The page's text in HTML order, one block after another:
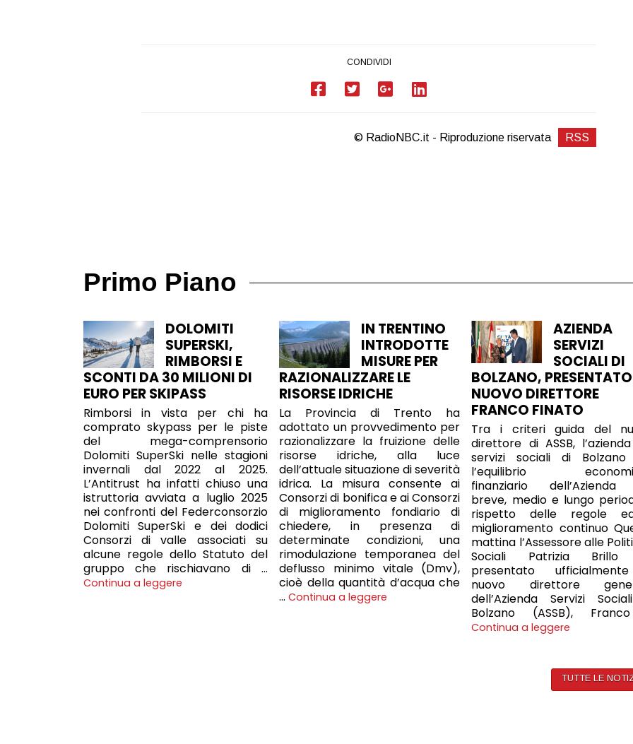
CONDIVIDI
© RadioNBC.it - Riproduzione riservata RSS
Primo Piano
DOLOMITI
SUPERSKI,
RIMBORSI E
SCONTI DA 30 MILIONI DI
EURO PER SKIPASS
Rimborsi in vista per chi ha
comprato skypass per le piste
del mega-comprensorio
Dolomiti SuperSki nelle stagioni
invernali dal 2022 al 2025.
L’Antitrust ha infatti chiuso una
istruttoria avviata a luglio 2025
nei confronti del Federconsorzio
Dolomiti SuperSki e dei dodici
Consorzi di valle associati su
alcune regole dello Statuto del
gruppo che rischiavano di …
Continua a leggere
IN TRENTINO
INTRODOTTE
MISURE PER
RAZIONALIZZARE LE
RISORSE IDRICHE
La Provincia di Trento ha
adottato un provvedimento per
razionalizzare la fruizione delle
risorse idriche, alla luce
dell’attuale situazione di severità
idrica. La misura consente ai
Consorzi di bonifica e ai Consorzi
di miglioramento fondiario di
chiedere, in presenza di
determinate condizioni, una
rimodulazione temporanea del
deflusso minimo vitale (Dmv),
cioè della quantità d’acqua che
…Continua a leggere
AZIENDA
SERVIZI
SOCIALI DI
BOLZANO,
NUOVO DIRETTORE
FRANCO FINATO
Tra i criteri guida del
direttore di ASSB,
servizi sociali di Bolzano
l’equilibrio
finanziario
breve, medio e lungo
rispetto delle regole
miglioramento continuo
mattina l’Assessore alle
Sociali Patrizia
presentato
nuovo direttore
dell’Azienda Servizi
Bolzano (ASSB),
Continua a leggere
TUTTE LE